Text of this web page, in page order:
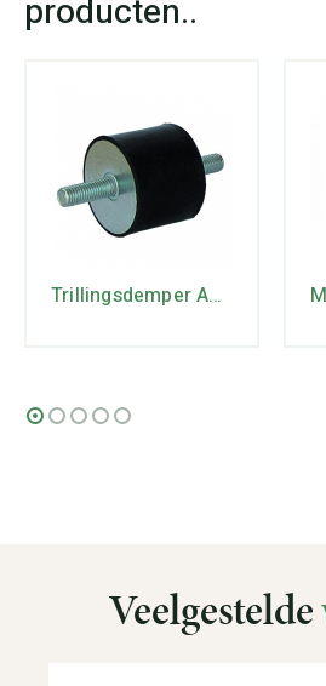
Trillingsdemper A40/30
Veelgestelde